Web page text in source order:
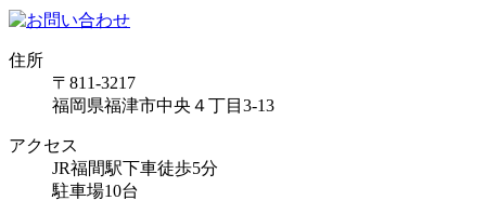
住所
〒811-3217
福岡県福津市中央４丁目3-13
アクセス
JR福間駅下車徒歩5分
駐車場10台